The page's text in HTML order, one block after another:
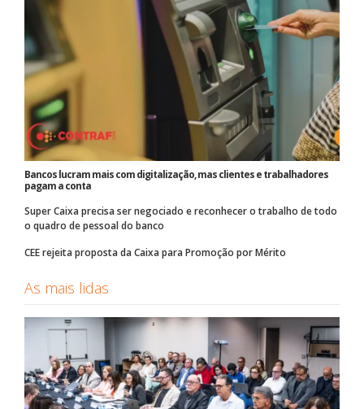
Bancos lucram mais com digitalização, mas clientes e trabalhadores
pagam a conta
Super Caixa precisa ser negociado e reconhecer o trabalho de todo
o quadro de pessoal do banco
CEE rejeita proposta da Caixa para Promoção por Mérito
As mais lidas